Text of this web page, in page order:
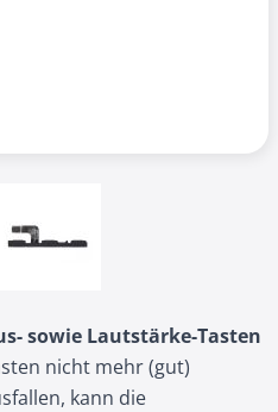
sowie Lautstärke-Tasten
nicht mehr (gut)
kann die